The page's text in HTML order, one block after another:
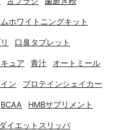
ホワイトニングキット
口臭タブレット
ュア 青汁 オートミール
ン プロテインシェイカー
BCAA HMBサプリメント
ダイエットスリッパ